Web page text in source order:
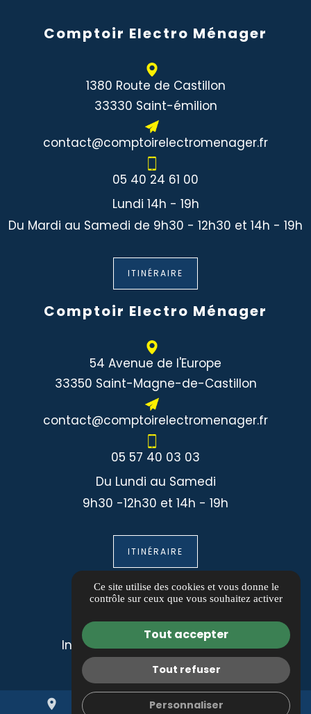
place mail
Comptoir Electro Ménager
1380 Route de Castillon
33330 Saint-émilion
contact@comptoirelectromenager.fr
05 40 24 61 00
Lundi 14h - 19h
Du Mardi au Samedi de 9h30 - 12h30 et 14h - 19h
ITINÉRAIRE
Comptoir Electro Ménager
54 Avenue de l'Europe
33350 Saint-Magne-de-Castillon
contact@comptoirelectromenager.fr
05 57 40 03 03
Du Lundi au Samedi
9h30 -12h30 et 14h - 19h
ITINÉRAIRE
Informations
Guide local
Informations complémentaires
Mentions légales
Politique de confidentialité
Gestion des cookies
Ce site utilise des cookies et vous donne le
contrôle sur ceux que vous souhaitez activer
Tout accepter
Tout refuser
Personnaliser